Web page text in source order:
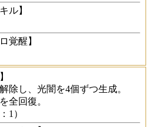
ル】
覚醒】
除し、光闇を4個ずつ生成。
全回復。
1）